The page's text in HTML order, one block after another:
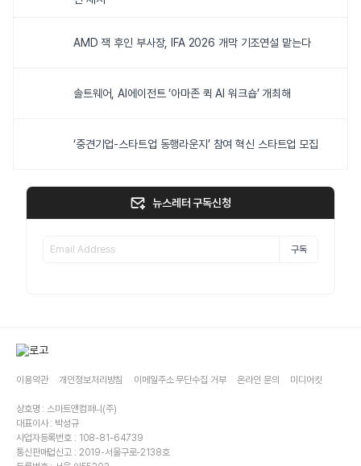
AMD 잭 후인 부사장, IFA 2026 개막 기조연설 맡는다
솔트웨어, AI에이전트 ‘아마존 퀵 AI 워크숍’ 개최해
‘중견기업-스타트업 동행라운지’ 참여 혁신 스타트업 모집
뉴스레터 구독신청
구독
이용약관 개인정보처리방침 이메일주소 무단수집 거부 온라인 문의 미디어킷
상호명 : 스마트앤컴퍼니(주)
대표이사 : 박성규
사업자등록번호 : 108-81-64739
통신판매업신고 : 2019-서울구로-2138호